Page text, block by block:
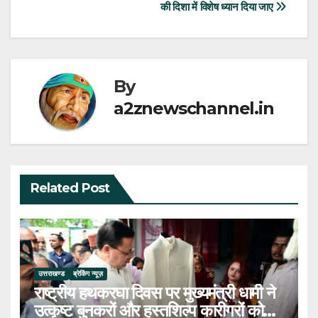
की दिशा में विशेष ध्यान दिया जाए
By
a2znewschannel.in
Related Post
उत्तराखण्ड ब्रेकिंग न्यूज़
राष्ट्रीय हथकरघा दिवस पर मुख्यमंत्री धामी ने
उत्कृष्ट बुनकरों और हस्तशिल्प कारीगरों को